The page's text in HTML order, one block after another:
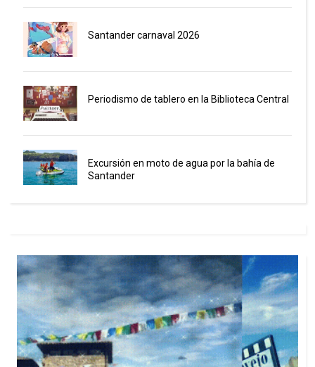
Santander carnaval 2026
Periodismo de tablero en la Biblioteca Central
Excursión en moto de agua por la bahía de
Santander